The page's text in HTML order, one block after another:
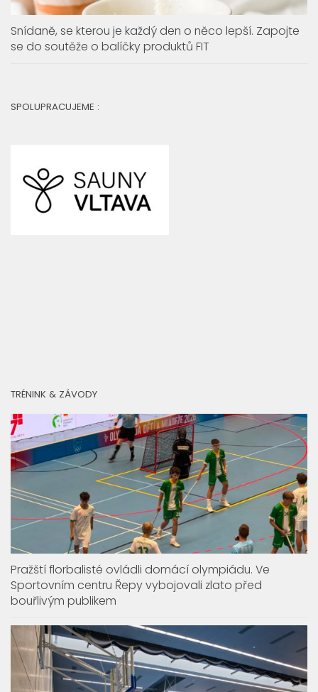
Snídaně, se kterou je každý den o něco lepší. Zapojte
se do soutěže o balíčky produktů FIT
Pražští florbalisté ovládli domácí olympiádu. Ve
Sportovním centru Řepy vybojovali zlato před
bouřlivým publikem